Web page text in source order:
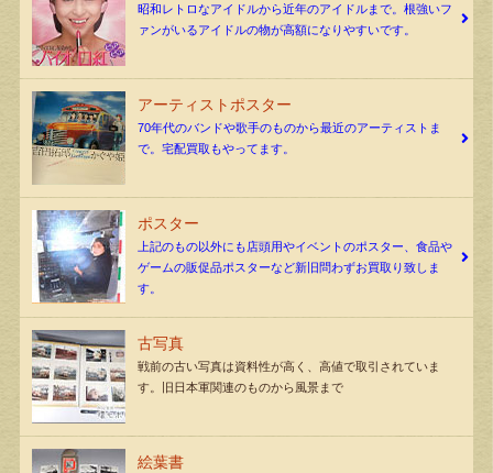
昭和レトロなアイドルから近年のアイドルまで。根強いフ
ァンがいるアイドルの物が高額になりやすいです。
アーティストポスター
70年代のバンドや歌手のものから最近のアーティストま
で。宅配買取もやってます。
ポスター
上記のもの以外にも店頭用やイベントのポスター、食品や
ゲームの販促品ポスターなど新旧問わずお買取り致しま
す。
古写真
戦前の古い写真は資料性が高く、高値で取引されていま
す。旧日本軍関連のものから風景まで
絵葉書